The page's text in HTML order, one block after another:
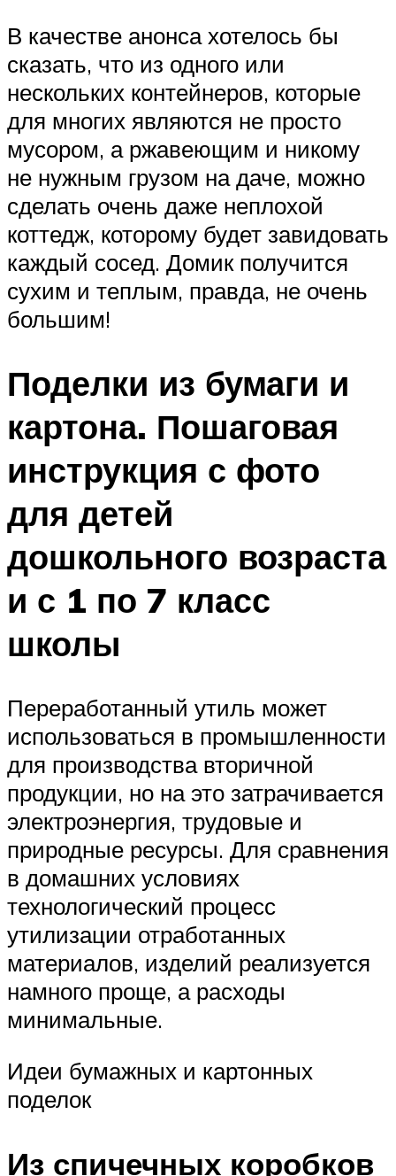
В качестве анонса хотелось бы
сказать, что из одного или
нескольких контейнеров, которые
для многих являются не просто
мусором, а ржавеющим и никому
не нужным грузом на даче, можно
сделать очень даже неплохой
коттедж, которому будет завидовать
каждый сосед. Домик получится
сухим и теплым, правда, не очень
большим!
Поделки из бумаги и
картона. Пошаговая
инструкция с фото
для детей
дошкольного возраста
и с 1 по 7 класс
школы
Переработанный утиль может
использоваться в промышленности
для производства вторичной
продукции, но на это затрачивается
электроэнергия, трудовые и
природные ресурсы. Для сравнения
в домашних условиях
технологический процесс
утилизации отработанных
материалов, изделий реализуется
намного проще, а расходы
минимальные.
Идеи бумажных и картонных
поделок
Из спичечных коробков